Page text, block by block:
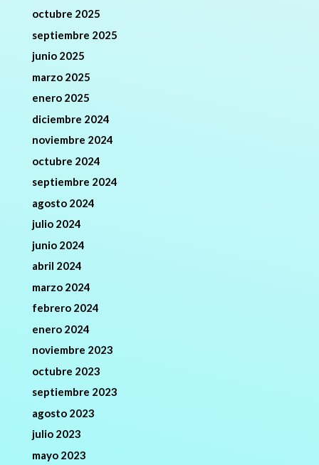
octubre 2025
septiembre 2025
junio 2025
marzo 2025
enero 2025
diciembre 2024
noviembre 2024
octubre 2024
septiembre 2024
agosto 2024
julio 2024
junio 2024
abril 2024
marzo 2024
febrero 2024
enero 2024
noviembre 2023
octubre 2023
septiembre 2023
agosto 2023
julio 2023
mayo 2023